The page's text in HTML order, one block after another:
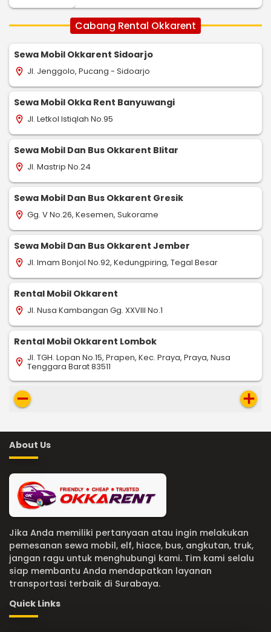
Cabang Rental Okkarent
Sewa Mobil Okkarent Sidoarjo
location_on Jl. Jenggolo, Pucang - Sidoarjo
Sewa Mobil Okka Rent Banyuwangi
location_on Jl. Letkol Istiqlah No.95
Sewa Mobil Dan Bus Okkarent Blitar
location_on Jl. Mastrip No.24
Sewa Mobil Dan Bus Okkarent Gresik
location_on Gg. V No.26, Kesemen, Sukorame
Sewa Mobil Dan Bus Okkarent Jember
location_on Jl. Imam Bonjol No.92, Kedungpiring, Tegal Besar
Rental Mobil Okkarent
location_on Jl. Nusa Kambangan Gg. XXVIII No.1
Rental Mobil Okkarent Lombok
location_on Jl. TGH. Lopan No.15, Prapen, Kec. Praya, Praya, Nusa
Tenggara Barat 83511
remove add
About Us
Jika Anda memiliki pertanyaan atau ingin melakukan
pemesanan sewa mobil, elf, hiace, bus, angkutan, truk,
jangan ragu untuk menghubungi kami. Tim kami selalu
siap membantu Anda mendapatkan layanan
transportasi terbaik di Surabaya.
Quick Links